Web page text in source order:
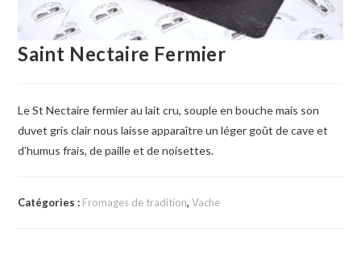
Saint Nectaire Fermier
Le St Nectaire fermier au lait cru, souple en bouche mais son
duvet gris clair nous laisse apparaître un léger goût de cave et
d’humus frais, de paille et de noisettes.
Catégories : Fromages de tradition,Vache